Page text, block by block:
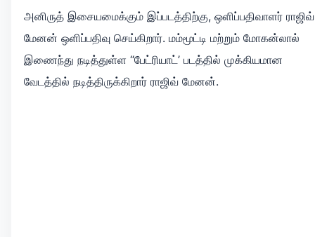
அனிருத் இசையமைக்கும் இப்படத்திற்கு, ஒளிப்பதிவாளர் ராஜிவ்
மேனன் ஒளிப்பதிவு செய்கிறார். மம்மூட்டி மற்றும் மோகன்லால்
இணைந்து நடித்துள்ள “பேட்ரியாட்’ படத்தில் முக்கியமான
வேடத்தில் நடித்திருக்கிறார் ராஜிவ் மேனன்.